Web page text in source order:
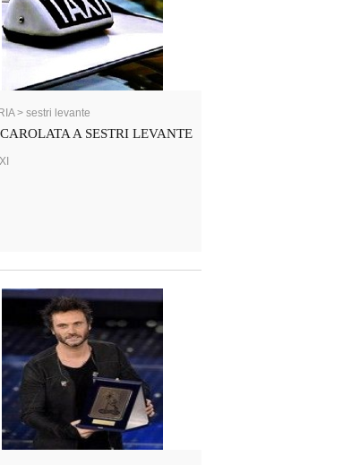
> sestri levante
A SESTRI LEVANTE